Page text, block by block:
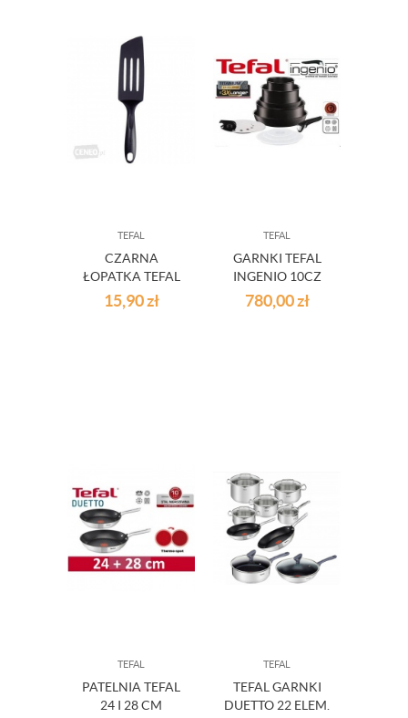
TEFAL
CZARNA
ŁOPATKA TEFAL
DŁUGA
15,90zł
TEFAL
GARNKI TEFAL
INGENIO 10CZ
EXPERTISE
780,00zł
TEFAL
PATELNIA TEFAL
24 I 28 CM
TEFAL
TEFAL GARNKI
DUETTO 22 ELEM.